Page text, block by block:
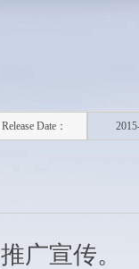
Release Date：
广宣传。